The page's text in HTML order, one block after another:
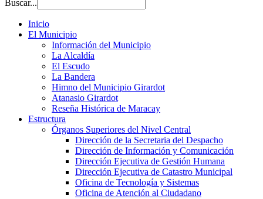
Buscar...
Inicio
El Municipio
Información del Municipio
La Alcaldía
El Escudo
La Bandera
Himno del Municipio Girardot
Atanasio Girardot
Reseña Histórica de Maracay
Estructura
Órganos Superiores del Nivel Central
Dirección de la Secretaria del Despacho
Dirección de Información y Comunicación
Dirección Ejecutiva de Gestión Humana
Dirección Ejecutiva de Catastro Municipal
Oficina de Tecnología y Sistemas
Oficina de Atención al Ciudadano